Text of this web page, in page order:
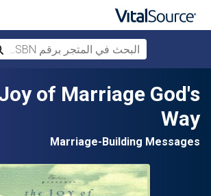
تخطي إلىof Marriage God's
Way
Marriage-Building Messages